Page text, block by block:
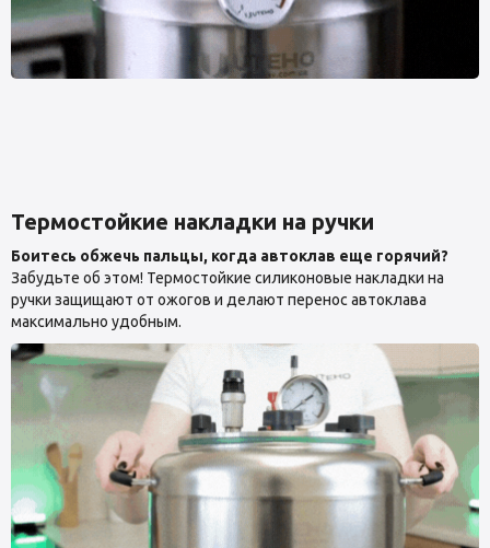
Термостойкие накладки на ручки
Боитесь обжечь пальцы, когда автоклав еще горячий?
Забудьте об этом! Термостойкие силиконовые накладки на
ручки защищают от ожогов и делают перенос автоклава
максимально удобным.